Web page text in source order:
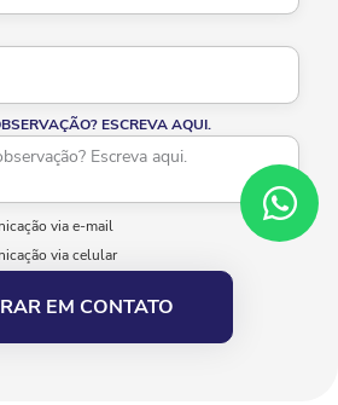
ESCREVA AQUI.
via e-mail
via celular
EM CONTATO